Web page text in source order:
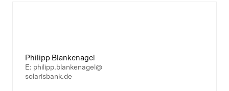
Philipp Blankenagel
E: philipp.blankenagel@
solarisbank.de